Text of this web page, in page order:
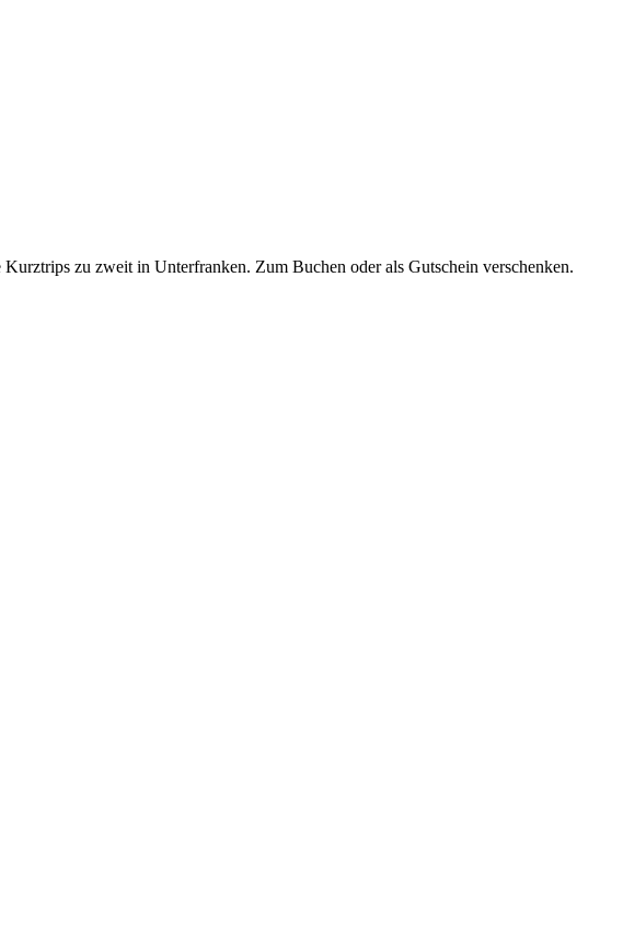
zu zweit in Unterfranken. Zum Buchen oder als Gutschein verschenken.